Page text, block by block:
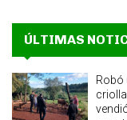
ÚLTIMAS
Robó